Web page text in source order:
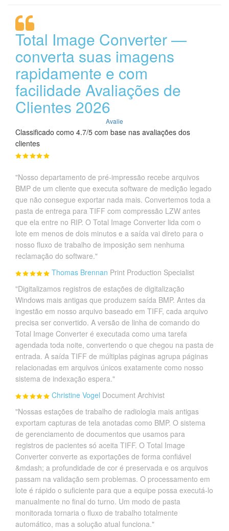
Total Image Converter —
converta suas imagens
rapidamente e com
facilidade Avaliações de
Clientes 2026
Avalie
Classificado como 4.7/5 com base nas avaliações dos
clientes
"Nosso departamento de pré-impressão recebe arquivos
BMP de um cliente que executa software de medição legado
que não consegue exportar nada mais. Convertemos toda a
pasta de entrega para TIFF com compressão LZW antes
que ela entre no RIP. O Total Image Converter lida com o
lote em menos de dois minutos e a saída vai direto para o
nosso fluxo de trabalho de imposição sem nenhuma
reclamação do software."
Thomas Brennan Print Production Specialist
"Digitalizamos registros de estações de digitalização
Windows mais antigas que produzem saída BMP. Antes da
ingestão em nosso arquivo baseado em TIFF, cada arquivo
precisa ser convertido. A versão de linha de comando do
Total Image Converter é executada como uma tarefa
agendada toda noite, convertendo o que chegou na pasta de
entrada. A saída TIFF de múltiplas páginas agrupa páginas
relacionadas em arquivos únicos exatamente como nosso
sistema de indexação espera."
Christine Vogel Document Archivist
"Nossas estações de trabalho de radiologia mais antigas
exportam capturas de tela anotadas como BMP. O sistema
de gerenciamento de documentos que usamos para
registros de pacientes só aceita TIFF. O Total Image
Converter converte as exportações de forma confiável
&mdash; a profundidade de cor é preservada e os arquivos
passam na validação sem problemas. O processamento em
lote é rápido o suficiente para que a equipe possa executá-lo
manualmente no final do turno. Um modo de pasta
monitorada tornaria o fluxo de trabalho totalmente
automático, mas a solução atual funciona."